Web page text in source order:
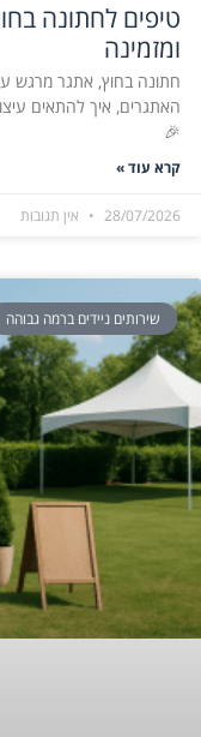
טיפים לחתונה
ומזמינה
חתונה בחוץ, אתגר מרגש
האתגרים, איך להתאים
🎉
קרא עוד »
28/07/2026 אין תגובות
שירותים ניידים ברמה גבוהה